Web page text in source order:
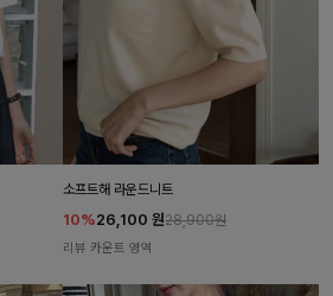
소프트해 라운드니트
10%26,100 원28,900원
리뷰 카운트 영역